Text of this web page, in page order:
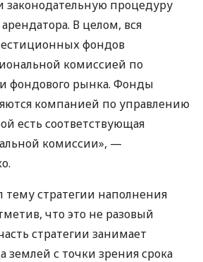
процедуру
В целом, вся
фондов
комиссией по
фондового рынка. Фонды
компанией по управлению
есть соответствующая
комиссии», —
тему стратегии наполнения
что это не разовый
стратегии занимает
землей с точки зрения срока